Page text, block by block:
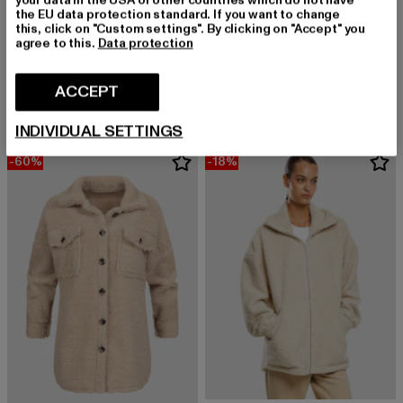
CLOUD5IVE
EUR 24,08
Derzeitiger Preis: EUR 24,08
EUR 32,99
-60% -18%
the EU data protection standard. If you want to change
this, click on "Custom settings". By clicking on "Accept" you
agree to this. Data protection
ACCEPT
INDIVIDUAL SETTINGS